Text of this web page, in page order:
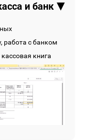
налогов и
статьи
и банк
работа с банком
книга